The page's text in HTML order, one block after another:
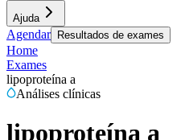
Ajuda
Agendar Resultados de exames
Home
Exames
lipoproteína a
Análises clínicas
lipoproteína a